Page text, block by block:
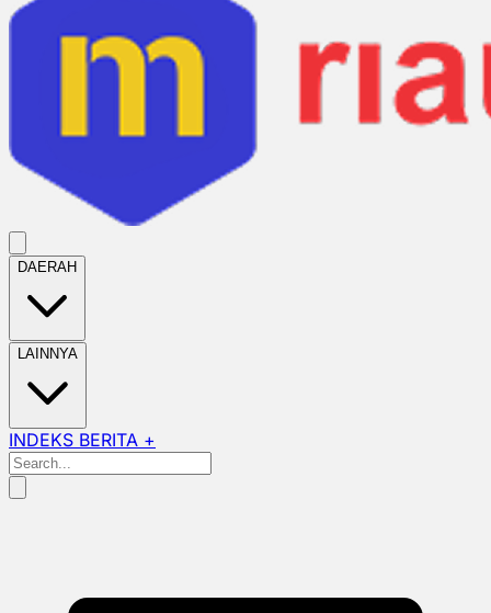
DAERAH
LAINNYA
INDEKS BERITA +